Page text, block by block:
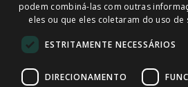
Instagram
FindMyLost S.r.l © 2026 | Todos os
podem combiná-las com outras
eles ou que eles coletaram do uso de
ESTRITAMENTE NECESSÁRIOS
DIRECIONAMENTO